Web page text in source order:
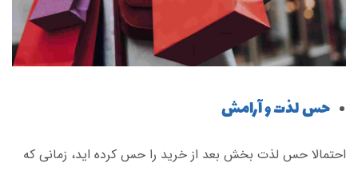
حس لذت و آرامش
احتمالا حس لذت بخش بعد از خرید را حس کرده اید، زمانی که